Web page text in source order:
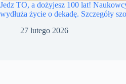
Jedz TO, a dożyjesz 100 lat!
wydłuża życie o dekadę. Szczegóły
27 lutego 2026